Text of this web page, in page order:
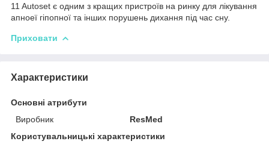
11 Autoset є одним з кращих пристроїв на ринку для лікування
апноеї гіпопної та інших порушень дихання під час сну.
Приховати
Характеристики
Основні атрибути
Виробник
ResMed
Користувальницькі характеристики